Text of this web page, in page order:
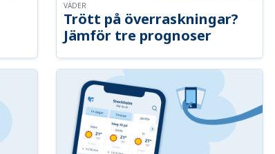
Trött på överraskningar?
Jämför tre prognoser
VÄDER